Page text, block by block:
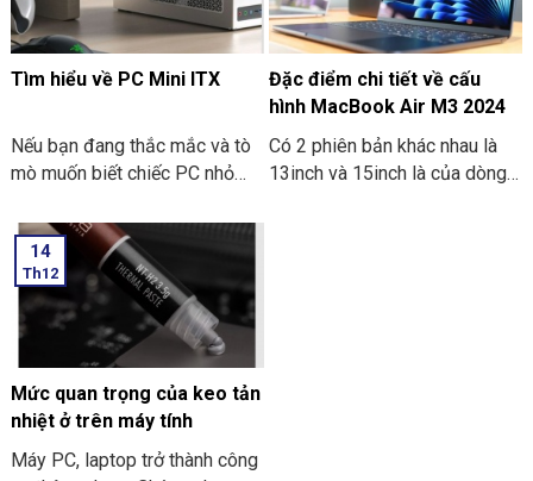
Tìm hiểu về PC Mini ITX
Nếu bạn đang thắc mắc và tò
mò muốn biết chiếc PC nhỏ
nhiều nơi thì PC Mini ITX có
thể đáp ứng được nhu cầu đó.
Sau đây là một số thông tin
khi bạn tìm hiểu về PC Mini
ITX. Cùng THIÊN SƠN
COMPUTER tham khảo nhé.
Đặc điểm chi tiết về cấu
hình MacBook Air M3 2024
Có 2 phiên bản khác nhau là
13inch và 15inch là của dòng
14
Th12
Mức quan trọng của keo tản
nhiệt ở trên máy tính
Máy PC, laptop trở thành công